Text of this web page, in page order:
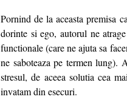
Pornind de la aceasta premisa
dorinte si ego, autorul ne
functionale (care ne ajuta sa
ne saboteaza pe termen lung).
stresul, de aceea solutia cea
invatam din esecuri.